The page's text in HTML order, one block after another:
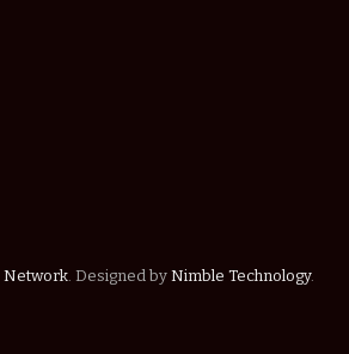
Network. Designed by Nimble Technology.